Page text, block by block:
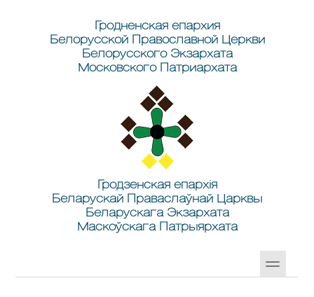
Гродненская епархия
Белорусской Православной Церкви
Белорусского Экзархата
Московского Патриархата
Гродзенская епархія
Беларускай Праваслаўнай Царквы
Беларускага Экзархата
Маскоўскага Патрыярхата